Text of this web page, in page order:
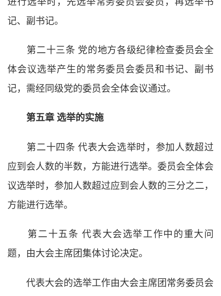
记、副书记。
第二十三条 党的地方各级纪律检查委员会全
体会议选举产生的常务委员会委员和书记、副书
记，需经同级党的委员会全体会议通过。
第五章 选举的实施
第二十四条 代表大会选举时，参加人数超过
应到会人数的半数，方能进行选举。委员会全体会
议选举时，参加人数超过应到会人数的三分之二，
方能进行选举。
第二十五条 代表大会选举工作中的重大问
题，由大会主席团集体讨论决定。
代表大会的选举工作由大会主席团常务委员会